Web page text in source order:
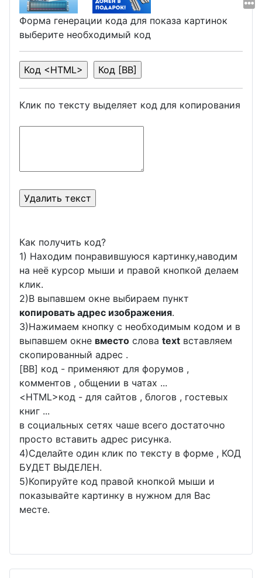
Форма генерации кода для показа картинок
выберите необходимый код
Клик по тексту выделяет код для копирования
Как получить код?
1) Находим понравившуюся картинку,наводим
на неё курсор мыши и правой кнопкой делаем
клик.
2)В выпавшем окне выбираем пункт
копировать адрес изображения.
3)Нажимаем кнопку с необходимым кодом и в
выпавшем окне вместо слова text вставляем
скопированный адрес .
[BB] код - применяют для форумов ,
комментов , общении в чатах ...
<HTML>код - для сайтов , блогов , гостевых
книг ...
в социальных сетях чаше всего достаточно
просто вставить адрес рисунка.
4)Сделайте один клик по тексту в форме , КОД
БУДЕТ ВЫДЕЛЕН.
5)Копируйте код правой кнопкой мыши и
показывайте картинку в нужном для Вас
месте.